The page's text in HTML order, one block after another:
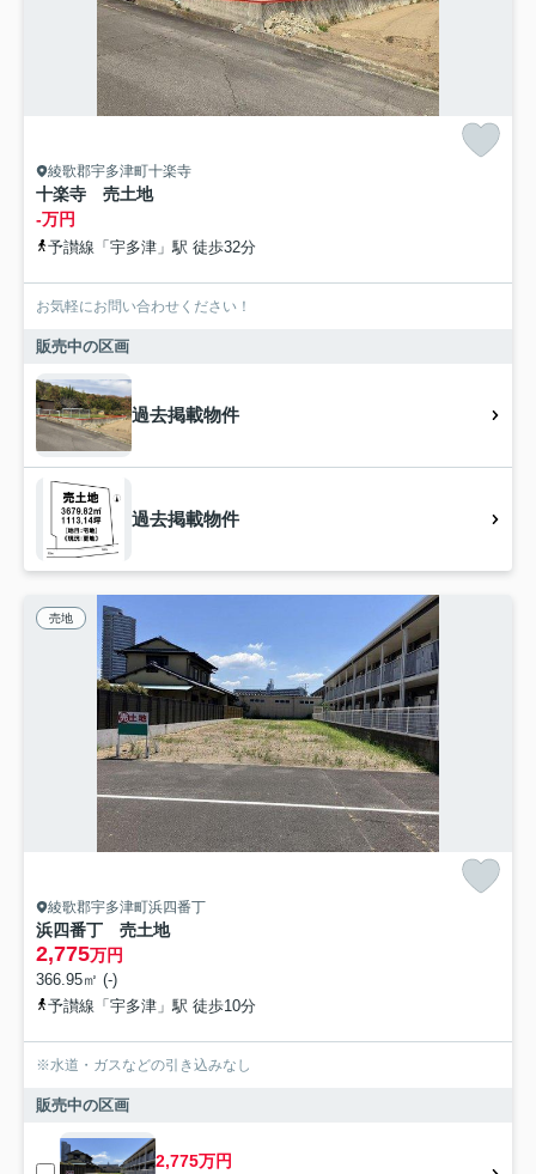
綾歌郡宇多津町十楽寺
十楽寺 売土地
-万円
予讃線「宇多津」駅 徒歩32分
お気軽にお問い合わせください！
販売中の区画
過去掲載物件
過去掲載物件
売地
綾歌郡宇多津町浜四番丁
浜四番丁 売土地
2,775万円
366.95㎡ (-)
予讃線「宇多津」駅 徒歩10分
※水道・ガスなどの引き込みなし
販売中の区画
2,775万円